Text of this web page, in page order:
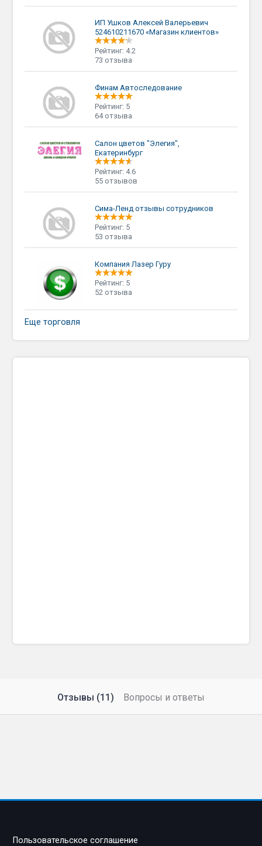
ИП Ушков Алексей Валерьевич
524610211670 «Магазин клиентов»
Рейтинг: 4.2
73 отзыва
Финам Автоследование
Рейтинг: 5
64 отзыва
Салон цветов "Элегия",
Екатеринбург
Рейтинг: 4.6
55 отзывов
Сима-Ленд отзывы сотрудников
Рейтинг: 5
53 отзыва
Компания Лазер Гуру
Рейтинг: 5
52 отзыва
Еще торговля
Отзывы (11) Вопросы и ответы
Пользовательское соглашение